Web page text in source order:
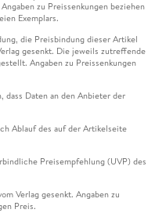
zu Preissenkungen beziehen
Exemplars.
die Preisbindung dieser Artikel
gesenkt. Die jeweils zutreffende
Angaben zu Preissenkungen
Daten an den Anbieter der
Ablauf des auf der Artikelseite
Preisempfehlung (UVP) des
Verlag gesenkt. Angaben zu
Preis.